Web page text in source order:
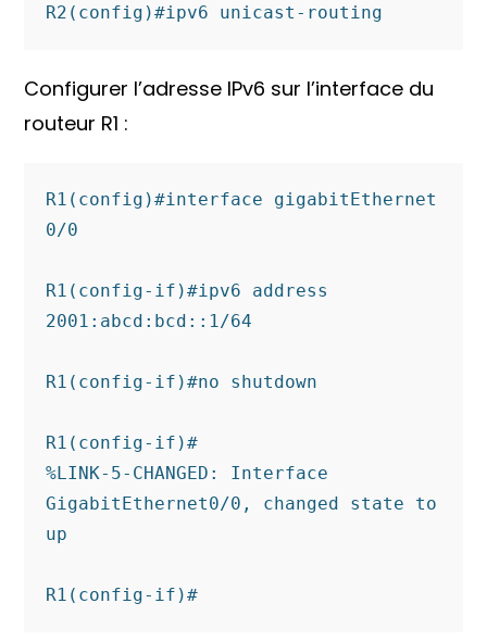
R2(config)#ipv6 unicast-routing
Configurer l’adresse IPv6 sur l’interface du
routeur R1 :
R1(config)#interface gigabitEthernet
0/0
R1(config-if)#ipv6 address
2001:abcd:bcd::1/64
R1(config-if)#no shutdown
R1(config-if)#
%LINK-5-CHANGED: Interface
GigabitEthernet0/0, changed state to
up
R1(config-if)#